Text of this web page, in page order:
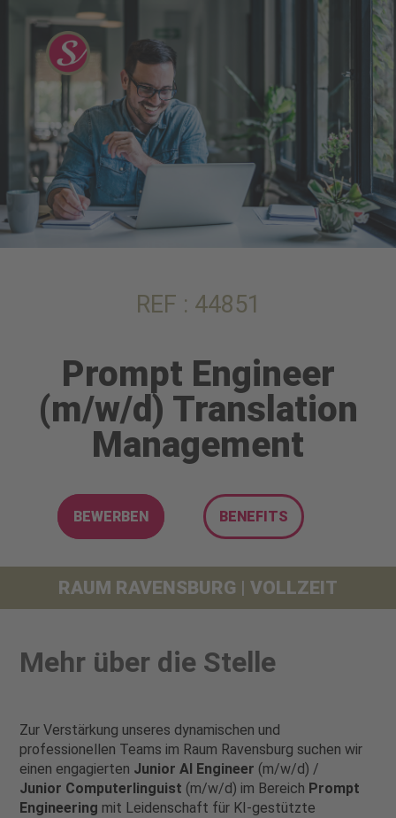
REF : 44851
Prompt Engineer
(m/w/d) Translation
Management
BEWERBEN BENEFITS
RAUM RAVENSBURG | VOLLZEIT
Mehr über die Stelle
Zur Verstärkung unseres dynamischen und
professionellen Teams im Raum Ravensburg suchen wir
einen engagierten Junior AI Engineer (m/w/d) /
Junior Computerlinguist (m/w/d) im Bereich Prompt
Engineering mit Leidenschaft für KI-gestützte